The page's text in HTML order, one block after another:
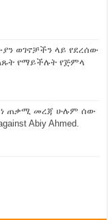
ወገኖቻችን ላይ የደረሰው
የማይችሉት የጅምላ
ጠቃሚ መረጃ ሁሉም ሰው
Abiy Ahmed.